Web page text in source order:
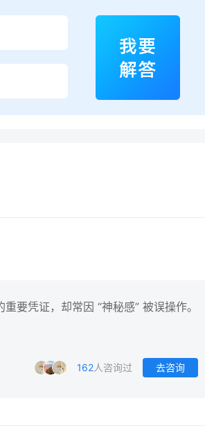
要凭证，却常因 “神秘感” 被误操作。
162人咨询过 去咨询